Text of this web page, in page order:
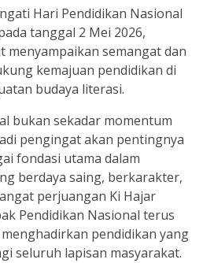
Hari Pendidikan Nasional
tanggal 2 Mei 2026,
menyampaikan semangat dan
kemajuan pendidikan di
budaya literasi.
bukan sekadar momentum
pengingat akan pentingnya
fondasi utama dalam
berdaya saing, berkarakter,
perjuangan Ki Hajar
Pendidikan Nasional terus
pendidikan yang
seluruh lapisan masyarakat.